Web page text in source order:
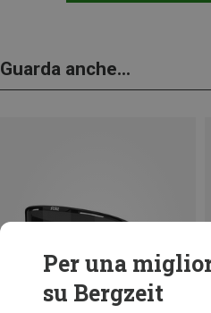
Guarda anche...
Per una
su Bergzeit